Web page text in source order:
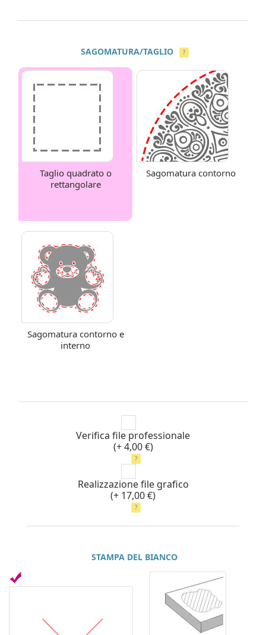
SAGOMATURA/TAGLIO ?
Taglio quadrato o
rettangolare
Sagomatura contorno
Sagomatura contorno e
interno
Verifica file professionale
(+ 4,00 €)
?
Realizzazione file grafico
(+ 17,00 €)
?
STAMPA DEL BIANCO